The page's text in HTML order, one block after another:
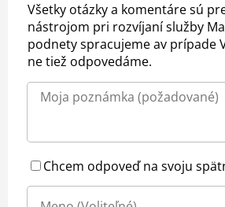
Všetky otázky a komentáre sú
nástrojom pri rozvíjaní služby
podnety spracujeme av prípade
ne tiež odpovedáme.
Chcem odpoveď na svoju